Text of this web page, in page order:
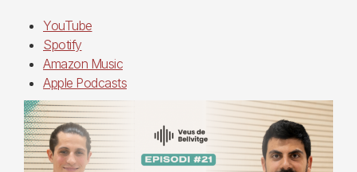
YouTube
Spotify
Amazon Music
Apple Podcasts